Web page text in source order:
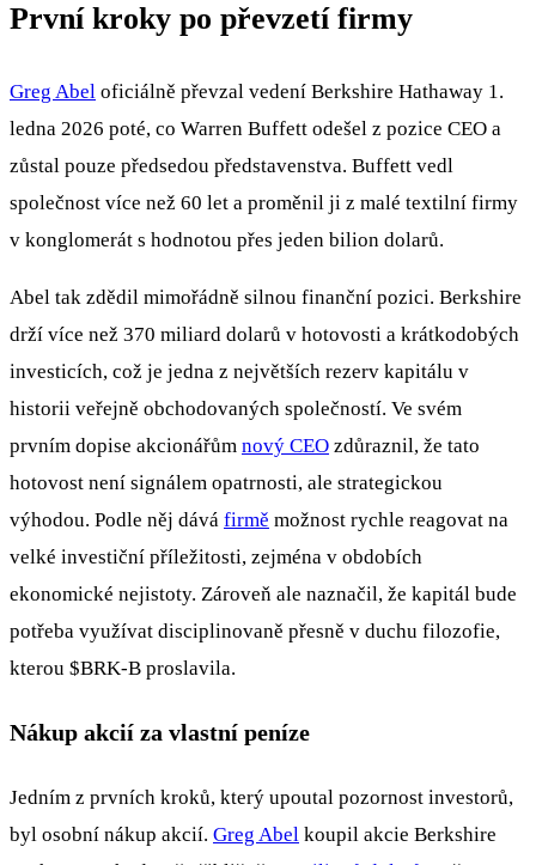
První kroky po převzetí firmy
Greg Abel oficiálně převzal vedení Berkshire Hathaway 1.
ledna 2026 poté, co Warren Buffett odešel z pozice CEO a
zůstal pouze předsedou představenstva. Buffett vedl
společnost více než 60 let a proměnil ji z malé textilní firmy
v konglomerát s hodnotou přes jeden bilion dolarů.
Abel tak zdědil mimořádně silnou finanční pozici. Berkshire
drží více než 370 miliard dolarů v hotovosti a krátkodobých
investicích, což je jedna z největších rezerv kapitálu v
historii veřejně obchodovaných společností. Ve svém
prvním dopise akcionářům nový CEO zdůraznil, že tato
hotovost není signálem opatrnosti, ale strategickou
výhodou. Podle něj dává firmě možnost rychle reagovat na
velké investiční příležitosti, zejména v obdobích
ekonomické nejistoty. Zároveň ale naznačil, že kapitál bude
potřeba využívat disciplinovaně přesně v duchu filozofie,
kterou $BRK-B proslavila.
Nákup akcií za vlastní peníze
Jedním z prvních kroků, který upoutal pozornost investorů,
byl osobní nákup akcií. Greg Abel koupil akcie Berkshire